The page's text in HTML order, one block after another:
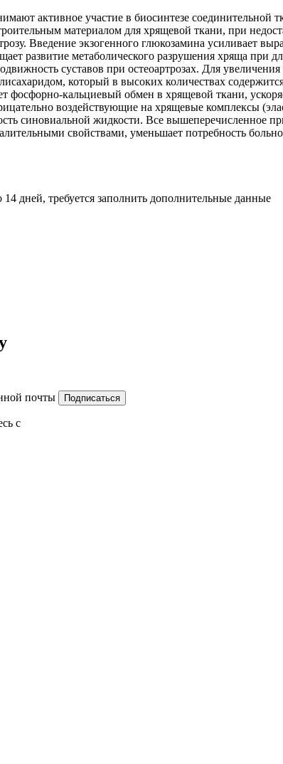
активное участие в биосинтезе
материалом для хрящевой ткани, при
Введение экзогенного глюкозамина усиливает
развитие метаболического разрушения хряща
суставов при остеоартрозах. Для
который в высоких количествах
фосфорно-кальциевый обмен в хрящевой ткани,
воздействующие на хрящевые комплексы
синовиальной жидкости. Все
свойствами, уменьшает потребность
дней, требуется заполнить дополнительные данные
почты Подписаться
с